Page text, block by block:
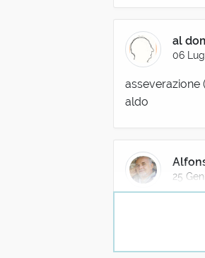
al
06
asseverazione
aldo
25